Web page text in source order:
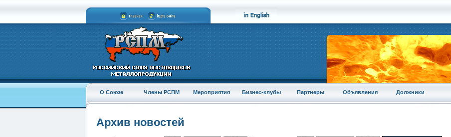
О Союзе Члены РСПМ Мероприятия Бизнес-клубы Партнеры Объявления Должники
Архив новостей